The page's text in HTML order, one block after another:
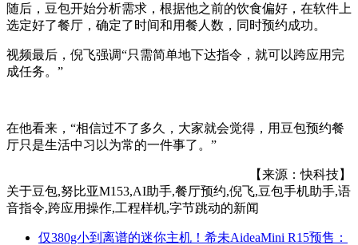
随后，豆包开始分析需求，根据他之前的饮食偏好，在软件上
选定好了餐厅，确定了时间和用餐人数，同时预约成功。
视频最后，倪飞强调“只需简单地下达指令，就可以跨应用完
成任务。”
在他看来，“相信过不了多久，大家就会觉得，用豆包预约餐
厅只是生活中习以为常的一件事了。”
【来源：快科技】
关于豆包,努比亚M153,AI助手,餐厅预约,倪飞,豆包手机助手,语
音指令,跨应用操作,工程样机,字节跳动的新闻
仅380g小到离谱的迷你主机！希未AideaMini R15预售：